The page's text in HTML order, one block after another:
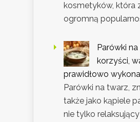
kosmetyków, która
ogromną
Parówki
korzyści,
prawidłowo
Parówki na twarz,
także jako kąpiele
nie tylko relaksujący